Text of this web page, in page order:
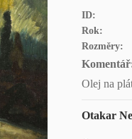
ID:
Rok:
Rozměry:
Olej na
Otakar